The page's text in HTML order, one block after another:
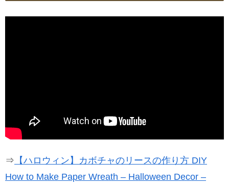
⇒ 【ハロウィン】カボチャのリースの作り方 DIY
How to Make Paper Wreath – Halloween Decor –